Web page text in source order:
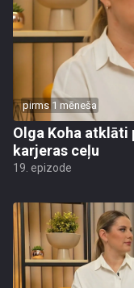
pirms 1 mēneša
Olga Koha
karjeras ceļu
19. epizode